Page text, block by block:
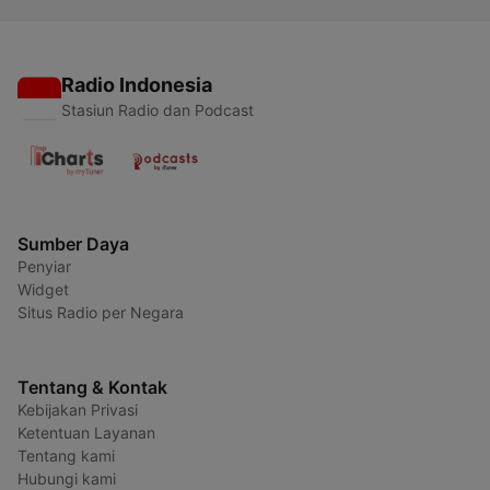
Radio Indonesia
Stasiun Radio dan Podcast
Sumber Daya
Penyiar
Widget
Situs Radio per Negara
Tentang & Kontak
Kebijakan Privasi
Ketentuan Layanan
Tentang kami
Hubungi kami